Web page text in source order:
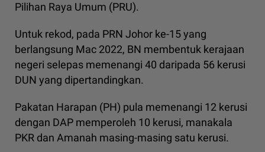
Pilihan Raya Umum (PRU).
Untuk rekod, pada PRN Johor ke-15 yang
berlangsung Mac 2022, BN membentuk kerajaan
negeri selepas memenangi 40 daripada 56 kerusi
DUN yang dipertandingkan.
Pakatan Harapan (PH) pula memenangi 12 kerusi
dengan DAP memperoleh 10 kerusi, manakala
PKR dan Amanah masing-masing satu kerusi.